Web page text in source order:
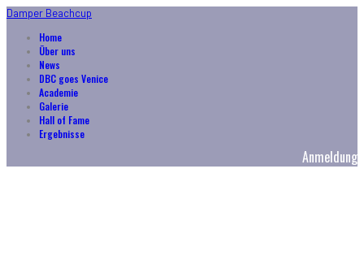
Damper Beachcup
Home
Über uns
News
DBC goes Venice
Academie
Galerie
Hall of Fame
Ergebnisse
Anmeldung